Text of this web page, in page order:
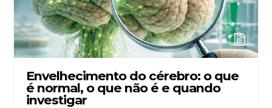
Envelhecimento do cérebro: o que
é normal, o que não é e quando
investigar